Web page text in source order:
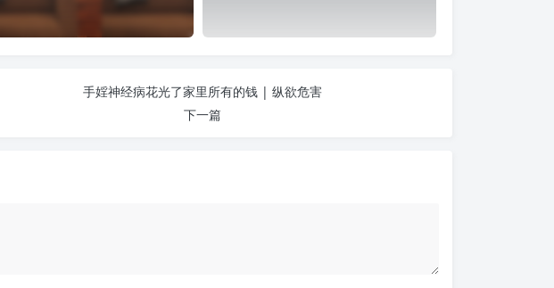
手婬神经病花光了家里所有的钱 | 纵欲危害
下一篇